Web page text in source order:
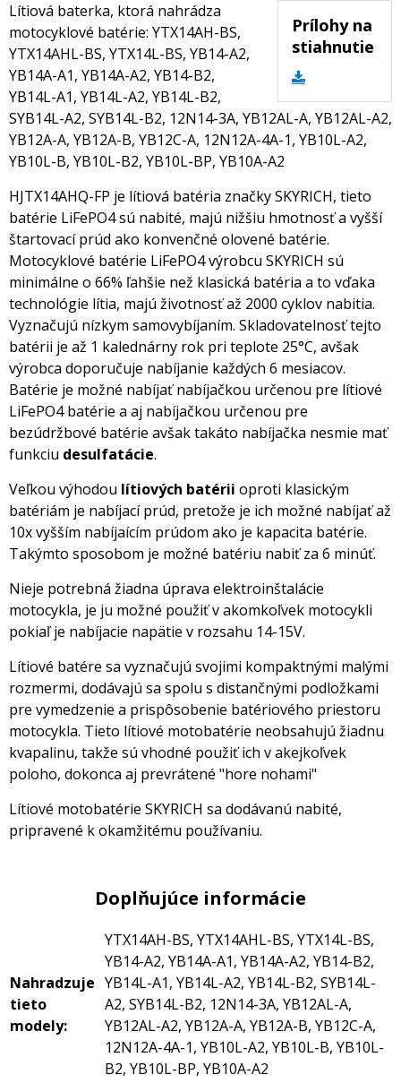
Prílohy na
stiahnutie
Lítiová baterka, ktorá nahrádza
motocyklové batérie: YTX14AH-BS,
YTX14AHL-BS, YTX14L-BS, YB14-A2,
YB14A-A1, YB14A-A2, YB14-B2,
YB14L-A1, YB14L-A2, YB14L-B2,
SYB14L-A2, SYB14L-B2, 12N14-3A, YB12AL-A, YB12AL-A2,
YB12A-A, YB12A-B, YB12C-A, 12N12A-4A-1, YB10L-A2,
YB10L-B, YB10L-B2, YB10L-BP, YB10A-A2
HJTX14AHQ-FP je lítiová batéria značky SKYRICH, tieto
batérie LiFePO4 sú nabité, majú nižšiu hmotnosť a vyšší
štartovací prúd ako konvenčné olovené batérie.
Motocyklové batérie LiFePO4 výrobcu SKYRICH sú
minimálne o 66% ľahšie než klasická batéria a to vďaka
technológie lítia, majú životnosť až 2000 cyklov nabitia.
Vyznačujú nízkym samovybíjaním. Skladovatelnosť tejto
batérii je až 1 kalednárny rok pri teplote 25°C, avšak
výrobca doporučuje nabíjanie každých 6 mesiacov.
Batérie je možné nabíjať nabíjačkou určenou pre lítiové
LiFePO4 batérie a aj nabíjačkou určenou pre
bezúdržbové batérie avšak takáto nabíjačka nesmie mať
funkciu desulfatácie.
Veľkou výhodou lítiových batérii oproti klasickým
batériám je nabíjací prúd, pretože je ich možné nabíjať až
10x vyšším nabíjaícím prúdom ako je kapacita batérie.
Takýmto sposobom je možné batériu nabiť za 6 minúť.
Nieje potrebná žiadna úprava elektroinštalácie
motocykla, je ju možné použiť v akomkoľvek motocykli
pokiaľ je nabíjacie napätie v rozsahu 14-15V.
Lítiové batére sa vyznačujú svojimi kompaktnými malými
rozmermi, dodávajú sa spolu s distančnými podložkami
pre vymedzenie a prispôsobenie batériového priestoru
motocykla. Tieto lítiové motobatérie neobsahujú žiadnu
kvapalinu, takže sú vhodné použiť ich v akejkoľvek
poloho, dokonca aj prevrátené "hore nohami"
Lítiové motobatérie SKYRICH sa dodávanú nabité,
pripravené k okamžitému používaniu.
Doplňujúce informácie
Nahradzuje
tieto
modely:
YTX14AH-BS, YTX14AHL-BS, YTX14L-BS,
YB14-A2, YB14A-A1, YB14A-A2, YB14-B2,
YB14L-A1, YB14L-A2, YB14L-B2, SYB14L-
A2, SYB14L-B2, 12N14-3A, YB12AL-A,
YB12AL-A2, YB12A-A, YB12A-B, YB12C-A,
12N12A-4A-1, YB10L-A2, YB10L-B, YB10L-
B2, YB10L-BP, YB10A-A2